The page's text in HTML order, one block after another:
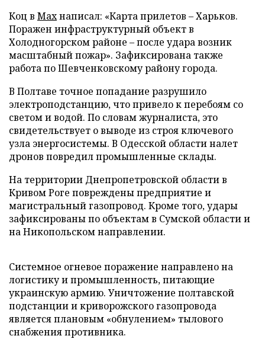
Коц в Maxнаписал: «Карта прилетов – Харьков.
Поражен инфраструктурный объект в
Холодногорском районе – после удара возник
масштабный пожар». Зафиксирована также
работа по Шевченковскому району города.
В Полтаве точное попадание разрушило
электроподстанцию, что привело к перебоям со
светом и водой. По словам журналиста, это
свидетельствует о выводе из строя ключевого
узла энергосистемы. В Одесской области налет
дронов повредил промышленные склады.
На территории Днепропетровской области в
Кривом Роге повреждены предприятие и
магистральный газопровод. Кроме того, удары
зафиксированы по объектам в Сумской области и
на Никопольском направлении.
Системное огневое поражение направлено на
логистику и промышленность, питающие
украинскую армию. Уничтожение полтавской
подстанции и криворожского газопровода
является плановым «обнулением» тылового
снабжения противника.